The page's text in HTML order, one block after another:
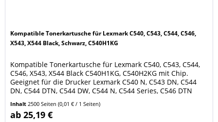
Kompatible Tonerkartusche für Lexmark C540, C543, C544, C546,
X543, X544 Black, Schwarz, C540H1KG
Kompatible Tonerkartusche für Lexmark C540, C543, C544,
C546, X543, X544 Black C540H1KG, C540H2KG mit Chip.
Geeignet für die Drucker Lexmark C540 N, C543 DN, C544
DN, C544 DTN, C544 DW, C544 N, C544 Series, C546 DTN
X546 DTN, X548 DE, X548 DTE Lexmark Optra C540 N, C543
DN, C544 DN, C544 DTN, C544 DW, C544 N, C546 DTN...
Inhalt 2500 Seiten(0,01 € / 1 Seiten)
ab 25,19 €